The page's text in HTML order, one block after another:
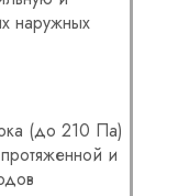
наружных
(до 210 Па)
и